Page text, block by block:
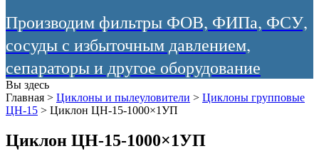
Производим фильтры ФОВ, ФИПа, ФСУ,
сосуды с избыточным давлением,
сепараторы и другое оборудование
Вы здесь
Главная > Циклоны и пылеуловители > Циклоны групповые
ЦН-15 > Циклон ЦН-15-1000×1УП
Циклон ЦН-15-1000×1УП